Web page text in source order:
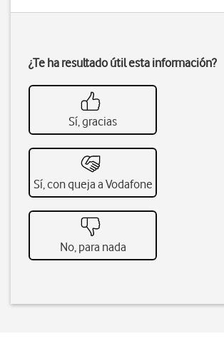
¿Te ha resultado útil esta información?
Sí, gracias
Sí, con queja a Vodafone
No, para nada